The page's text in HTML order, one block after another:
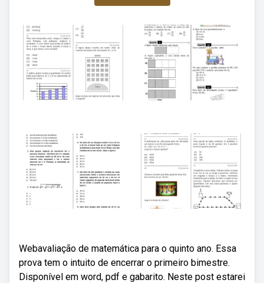
Webavaliação de matemática para o quinto ano. Essa
prova tem o intuito de encerrar o primeiro bimestre.
Disponível em word, pdf e gabarito. Neste post estarei